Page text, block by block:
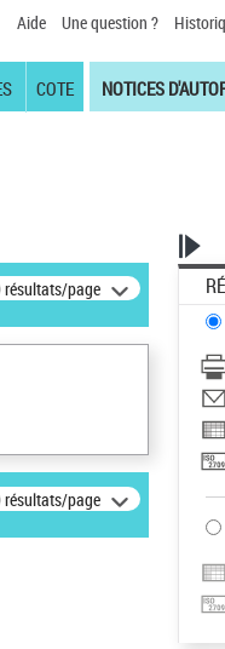
Aide Une question ?
COTE NOTICES
résultats/page
résultats/page